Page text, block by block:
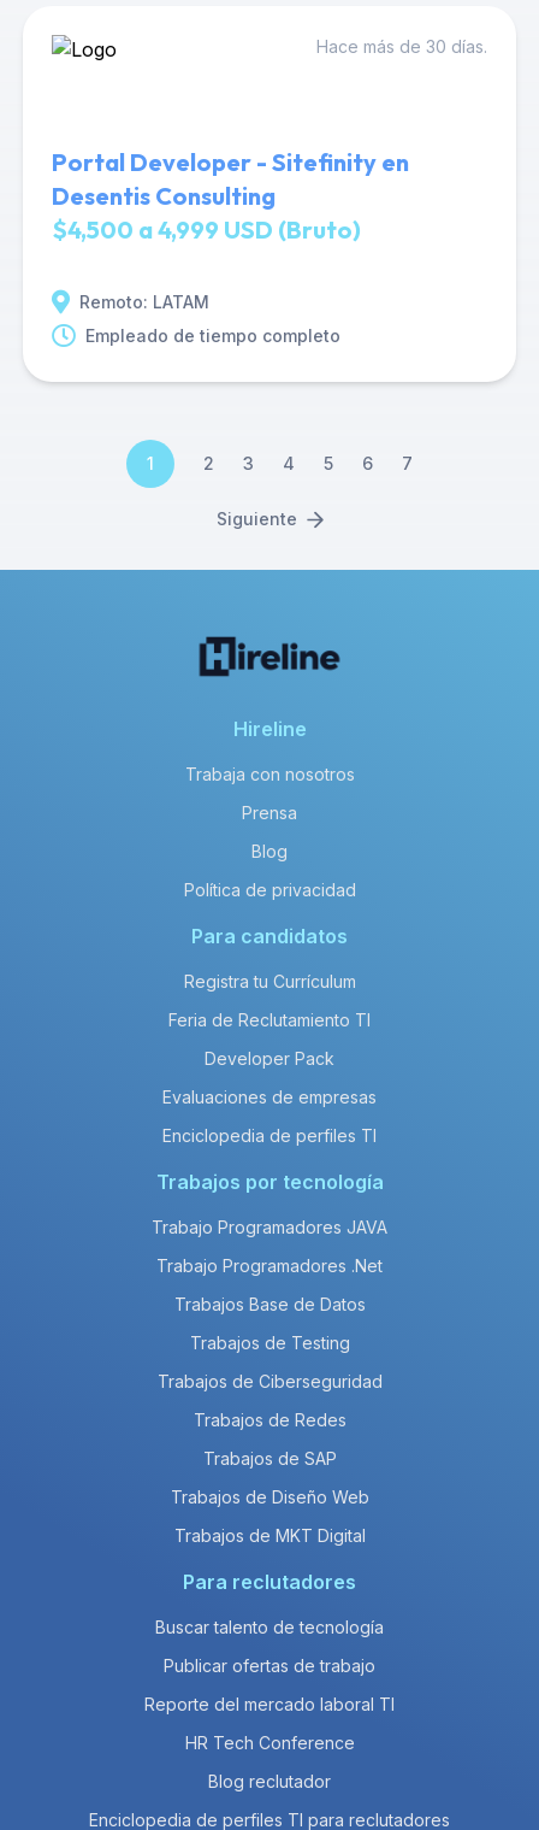
Hace más de 30 días.
Portal Developer - Sitefinity en
Desentis Consulting
$4,500 a 4,999 USD (Bruto)
Remoto: LATAM
Empleado de tiempo completo
1 2 3 4 5 6 7
Siguiente
Hireline
Trabaja con nosotros
Prensa
Blog
Política de privacidad
Para candidatos
Registra tu Currículum
Feria de Reclutamiento TI
Developer Pack
Evaluaciones de empresas
Enciclopedia de perfiles TI
Trabajos por tecnología
Trabajo Programadores JAVA
Trabajo Programadores .Net
Trabajos Base de Datos
Trabajos de Testing
Trabajos de Ciberseguridad
Trabajos de Redes
Trabajos de SAP
Trabajos de Diseño Web
Trabajos de MKT Digital
Para reclutadores
Buscar talento de tecnología
Publicar ofertas de trabajo
Reporte del mercado laboral TI
HR Tech Conference
Blog reclutador
Enciclopedia de perfiles TI para reclutadores